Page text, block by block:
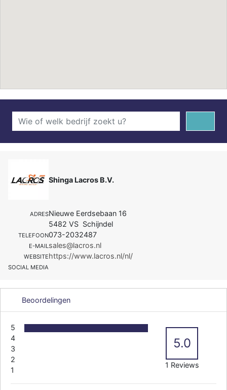
Shinga Lacros B.V.
ADRESNieuwe Eerdsebaan 16
5482 VS Schijndel
TELEFOON073-2032487
E-MAILsales@lacros.nl
WEBSITEhttps://www.lacros.nl/nl/
SOCIAL MEDIA
Beoordelingen
5
4
3
2
1
5.0
1 Reviews